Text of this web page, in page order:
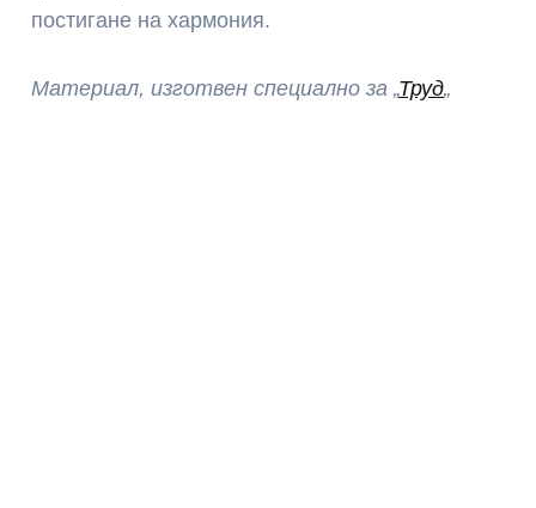
постигане на хармония.
Материал, изготвен специално за „Труд„